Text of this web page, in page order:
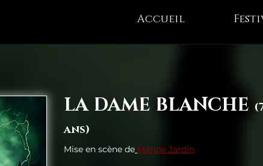
Accueil
LA DAME BLANCHE
ans)
Mise en scène de Marine Jardin